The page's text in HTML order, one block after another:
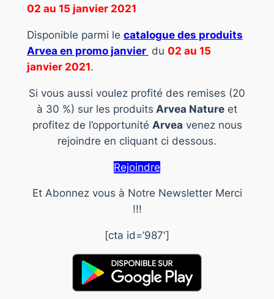
02 au 15 janvier 2021
Disponible parmi le catalogue des produits
Arvea en promo janvier du 02 au 15
janvier 2021.
Si vous aussi voulez profité des remises (20
à 30 %) sur les produits Arvea Nature et
profitez de l’opportunité Arvea venez nous
rejoindre en cliquant ci dessous.
Rejoindre
Et Abonnez vous à Notre Newsletter Merci
!!!
[cta id=’987′]